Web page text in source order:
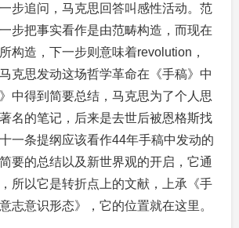
步追问，马克思回答叫感性活动。范
步把事实看作是由范畴构造，而现在
构造，下一步则意味着revolution，
克思发动这场哲学革命在《手稿》中
中得到简要总结，马克思为了个人思
名的笔记，后来是去世后被恩格斯找
一条提纲应该看作44年手稿中发动的
要的总结以及新世界观的开启，它通
所以它是转折点上的文献，上承《手
志意识形态》，它的位置就在这里。